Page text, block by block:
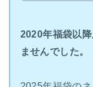
2020年福袋以
ませんでした。